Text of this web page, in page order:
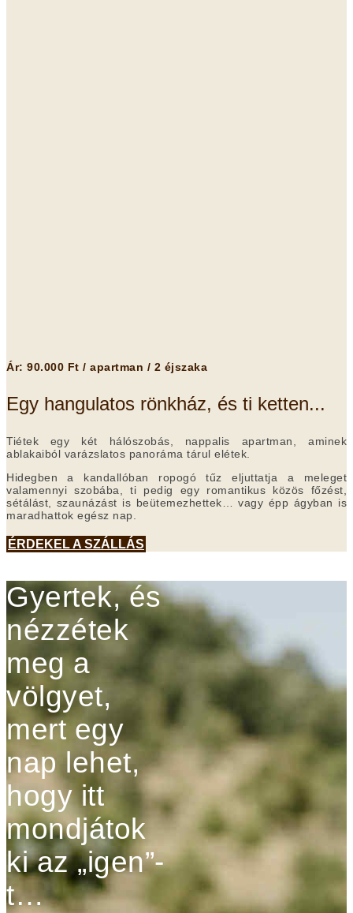
Ár: 90.000 Ft / apartman / 2 éjszaka
Egy hangulatos rönkház, és ti ketten...
Tiétek egy két hálószobás, nappalis apartman, aminek
ablakaiból varázslatos panoráma tárul elétek.
Hidegben a kandallóban ropogó tűz eljuttatja a meleget
valamennyi szobába, ti pedig egy romantikus közös főzést,
sétálást, szaunázást is beütemezhettek… vagy épp ágyban is
maradhattok egész nap.
ÉRDEKEL A SZÁLLÁS
Gyertek, és
nézzétek
meg a
völgyet,
mert egy
nap lehet,
hogy itt
mondjátok
ki az „igen”-
t…